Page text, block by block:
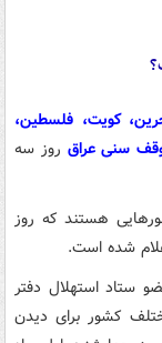
کویت، فلسطین،
سنی عراق روز سه
هستند که روز
شده است.
ستاد استهلال دفتر
در مناطق مختلف کشور برای دیدن